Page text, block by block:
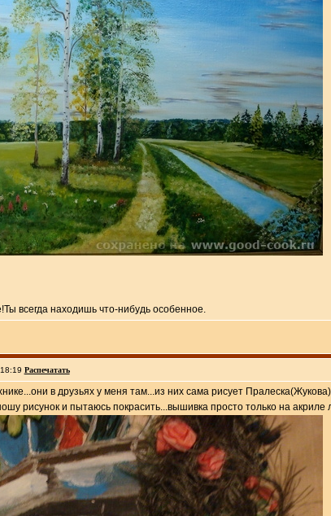
всегда находишь что-нибудь особенное.
Распечатать
в друзьях у меня там...из них сама рисует
рисунок и пытаюсь покрасить...вышивка просто только на